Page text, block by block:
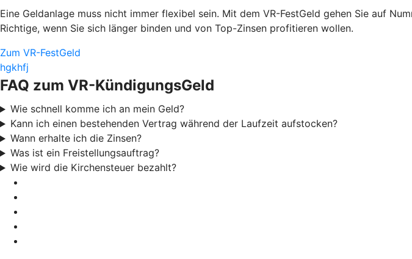
Eine Geldanlage muss nicht immer flexibel sein. Mit dem VR-FestGeld gehen Sie auf
Richtige, wenn Sie sich länger binden und von Top-Zinsen profitieren wollen.
Zum VR-FestGeld
hgkhfj
FAQ zum VR-KündigungsGeld
Wie schnell komme ich an mein Geld?
Kann ich einen bestehenden Vertrag während der Laufzeit aufstocken?
Wann erhalte ich die Zinsen?
Was ist ein Freistellungsauftrag?
Wie wird die Kirchensteuer bezahlt?